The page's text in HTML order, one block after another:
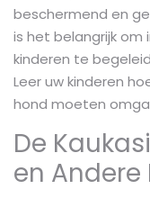
beschermend en
is het belangrijk om
kinderen te
Leer uw kinderen
hond moeten
De
en Andere